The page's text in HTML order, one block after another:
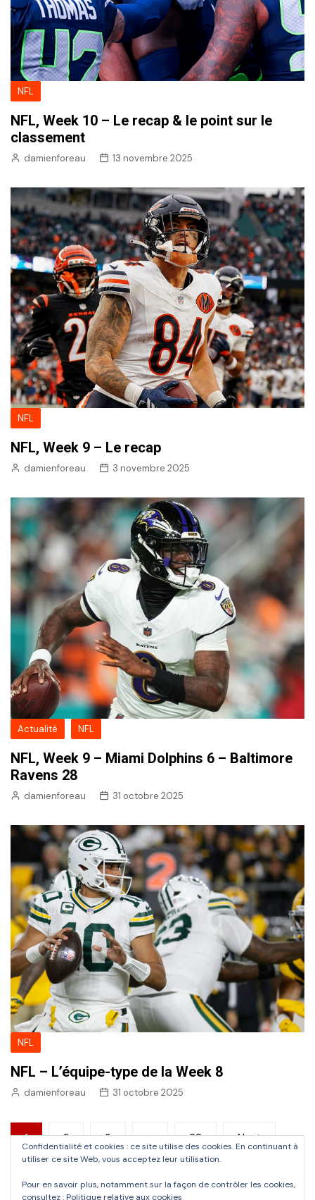
NFL
NFL, Week 10 – Le recap & le point sur le
classement
damienforeau 13 novembre 2025
NFL
NFL, Week 9 – Le recap
damienforeau 3 novembre 2025
Actualité NFL
NFL, Week 9 – Miami Dolphins 6 – Baltimore
Ravens 28
damienforeau 31 octobre 2025
NFL
NFL – L’équipe-type de la Week 8
damienforeau 31 octobre 2025
Pagination
des
publications
1 2 3 … 88 Next
Confidentialité et cookies : ce site utilise des cookies. En continuant à
utiliser ce site Web, vous acceptez leur utilisation.
Pour en savoir plus, notamment sur la façon de contrôler les cookies,
consultez : Politique relative aux cookies